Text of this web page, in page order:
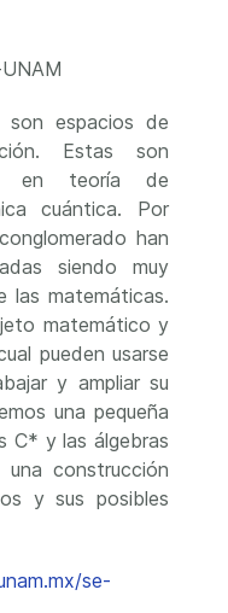
son espacios de
Estas son
en teoría de
cuántica. Por
han
siendo muy
las matemáticas.
matemático y
pueden usarse
y ampliar su
una pequeña
C* y las álgebras
construcción
y sus posibles
se-